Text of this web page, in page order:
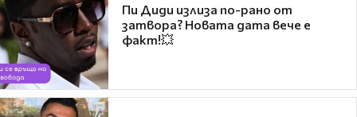
Пи Диди излиза по-рано от
затвора? Новата дата вече е
факт!💥